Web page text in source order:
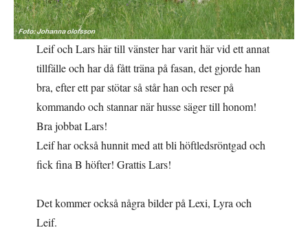
Leif och Lars här till vänster har varit här vid ett annat
tillfälle och har då fått träna på fasan, det gjorde han
bra, efter ett par stötar så står han och reser på
kommando och stannar när husse säger till honom!
Bra jobbat Lars!
Leif har också hunnit med att bli höftledsröntgad och
fick fina B höfter! Grattis Lars!
Det kommer också några bilder på Lexi, Lyra och
Leif.